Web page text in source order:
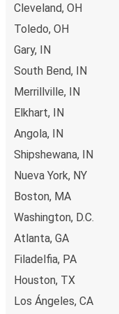
Cleveland, OH
Toledo, OH
Gary, IN
South Bend, IN
Merrillville, IN
Elkhart, IN
Angola, IN
Shipshewana, IN
Nueva York, NY
Boston, MA
Washington, D.C.
Atlanta, GA
Filadelfia, PA
Houston, TX
Los Ángeles, CA